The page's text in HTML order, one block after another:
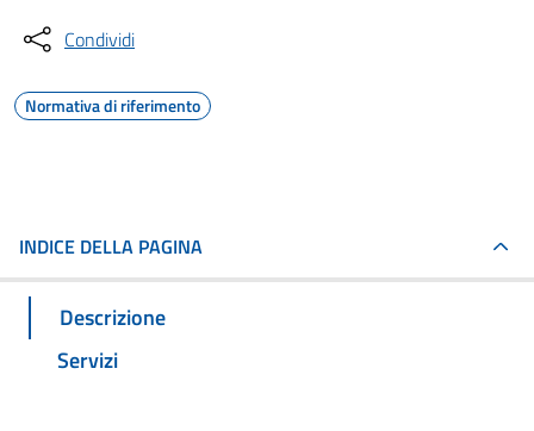
Condividi
Normativa di riferimento
INDICE DELLA PAGINA
Descrizione
Servizi